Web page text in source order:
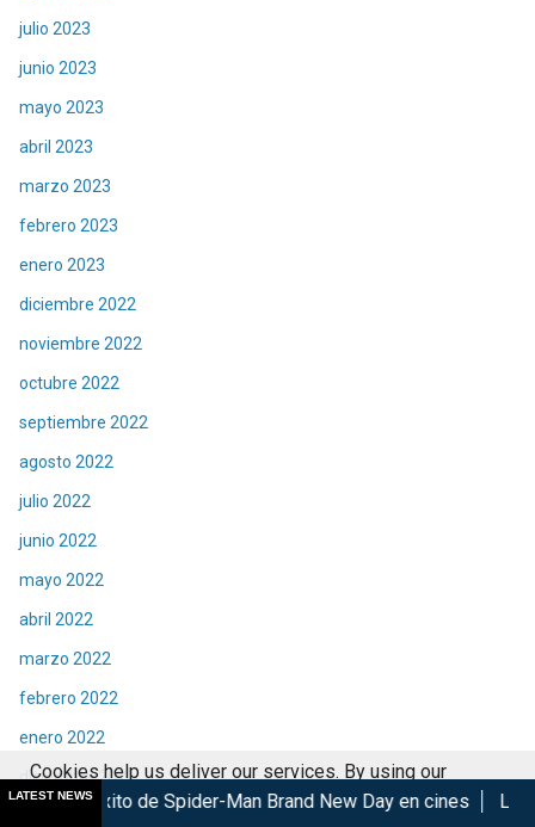
julio 2023
junio 2023
mayo 2023
abril 2023
marzo 2023
febrero 2023
enero 2023
diciembre 2022
noviembre 2022
octubre 2022
septiembre 2022
agosto 2022
julio 2022
junio 2022
mayo 2022
abril 2022
marzo 2022
febrero 2022
enero 2022
diciembre 2021
LATEST NEWS
Spider-Man Brand New Day en cines Las Lágrimas de
Cookies help us deliver our services. By using our
services, you agree to our use of cookies.
Got it